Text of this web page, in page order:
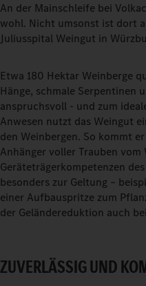
An der Mainschleife bei
wohl. Nicht umsonst ist dort
Juliusspital Weingut in
Etwa 180 Hektar Weinberge
Hänge, schmale Serpentinen
anspruchsvoll - und zum
Anwesen nutzt das Weingut
den Weinbergen. So kommt
Anhänger voller Trauben
Geräteträgerkompetenzen
besonders zur Geltung –
einer Aufbauspritze zum
der Geländereduktion auch
ZUVERLÄSSIG UND